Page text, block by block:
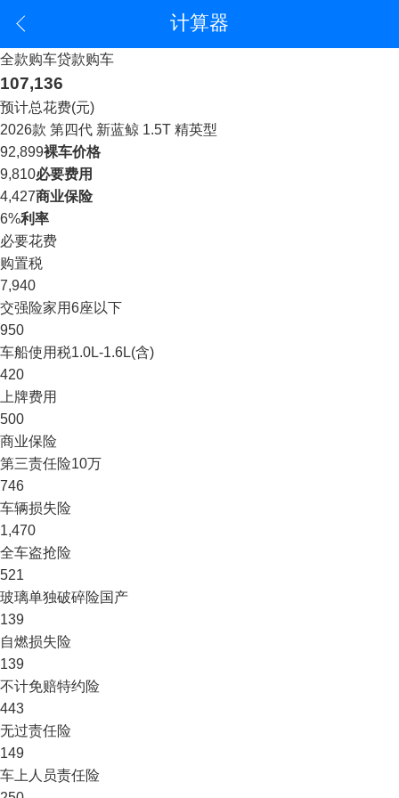
计算器
全款购车贷款购车
107,136
预计总花费(元)
2026款 第四代 新蓝鲸 1.5T 精英型
92,899裸车价格
9,810必要费用
4,427商业保险
6%利率
必要花费
购置税
7,940
交强险家用6座以下
950
车船使用税1.0L-1.6L(含)
420
上牌费用
500
商业保险
第三责任险10万
746
车辆损失险
1,470
全车盗抢险
521
玻璃单独破碎险国产
139
自燃损失险
139
不计免赔特约险
443
无过责任险
149
车上人员责任险